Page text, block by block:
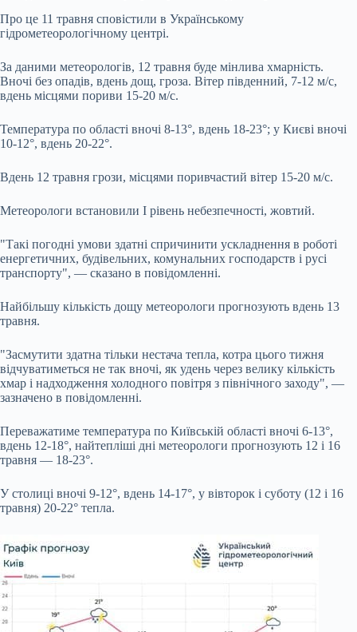
Про це 11 травня сповістили в Українському
гідрометеорологічному центрі.
За даними метеорологів, 12 травня буде мінлива хмарність.
Вночі без опадів, вдень дощ, гроза. Вітер південний, 7-12 м/с,
вдень місцями пориви 15-20 м/с.
Температура по області вночі 8-13°, вдень 18-23°; у Києві вночі
10-12°, вдень 20-22°.
Вдень 12 травня грози, місцями поривчастий вітер 15-20 м/с.
Метеорологи встановили І рівень небезпечності, жовтий.
"Такі погодні умови здатні спричинити ускладнення в роботі
енергетичних, будівельних, комунальних господарств і русі
транспорту", — сказано в повідомленні.
Найбільшу кількість дощу метеорологи прогнозують вдень 13
травня.
"Засмутити здатна тільки нестача тепла, котра цього тижня
відчуватиметься не так вночі, як удень через велику кількість
хмар і надходження холодного повітря з північного заходу", —
зазначено в повідомленні.
Переважатиме температура по Київській області вночі 6-13°,
вдень 12-18°, найтепліші дні метеорологи прогнозують 12 і 16
травня — 18-23°.
У столиці вночі 9-12°, вдень 14-17°, у вівторок і суботу (12 і 16
травня) 20-22° тепла.